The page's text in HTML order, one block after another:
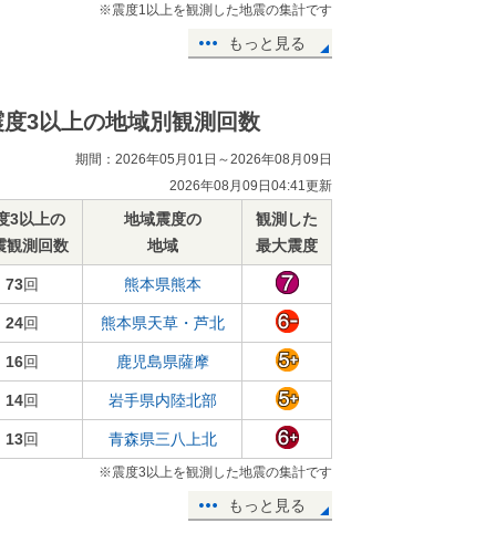
※震度1以上を観測した地震の集計です
もっと見る
度3以上の地域別観測回数
期間：2026年05月01日～2026年08月09日
2026年08月09日04:41更新
3以上の
観測回数
地域震度の
地域
観測した
最大震度
73回 熊本県熊本
24回 熊本県天草・芦北
16回 鹿児島県薩摩
14回 岩手県内陸北部
13回 青森県三八上北
※震度3以上を観測した地震の集計です
もっと見る